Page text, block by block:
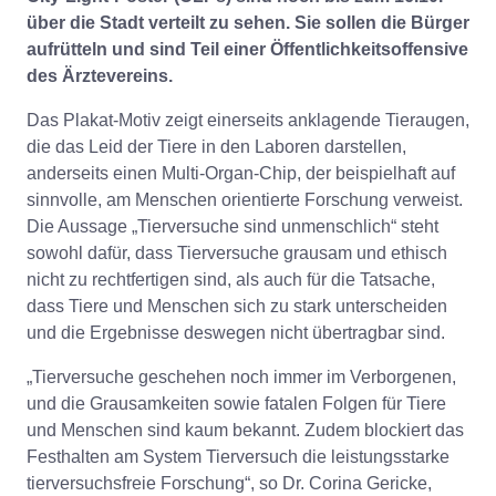
über die Stadt verteilt zu sehen. Sie sollen die Bürger
aufrütteln und sind Teil einer Öffentlichkeitsoffensive
des Ärztevereins.
Das Plakat-Motiv zeigt einerseits anklagende Tieraugen,
die das Leid der Tiere in den Laboren darstellen,
anderseits einen Multi-Organ-Chip, der beispielhaft auf
sinnvolle, am Menschen orientierte Forschung verweist.
Die Aussage „Tierversuche sind unmenschlich“ steht
sowohl dafür, dass Tierversuche grausam und ethisch
nicht zu rechtfertigen sind, als auch für die Tatsache,
dass Tiere und Menschen sich zu stark unterscheiden
und die Ergebnisse deswegen nicht übertragbar sind.
„Tierversuche geschehen noch immer im Verborgenen,
und die Grausamkeiten sowie fatalen Folgen für Tiere
und Menschen sind kaum bekannt. Zudem blockiert das
Festhalten am System Tierversuch die leistungsstarke
tierversuchsfreie Forschung“, so Dr. Corina Gericke,